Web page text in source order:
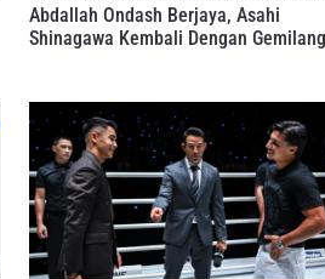
Abdallah Ondash Berjaya, Asahi
Shinagawa Kembali Dengan Gemilang